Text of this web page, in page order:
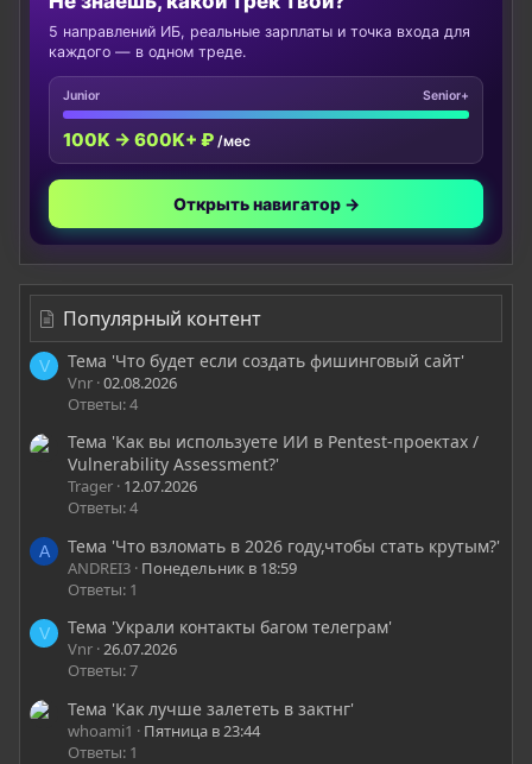
5 направлений ИБ, реальные зарплаты и точка входа для
каждого — в одном треде.
Junior Senior+
100K → 600K+ ₽ /мес
Открыть навигатор →
Популярный контент
V Тема 'Что будет если создать фишинговый сайт'
Vnr 02.08.2026
Ответы: 4
Тема 'Как вы используете ИИ в Pentest-проектах /
Vulnerability Assessment?'
Trager 12.07.2026
Ответы: 4
A Тема 'Что взломать в 2026 году,чтобы стать крутым?'
ANDREI3 Понедельник в 18:59
Ответы: 1
V Тема 'Украли контакты багом телеграм'
Vnr 26.07.2026
Ответы: 7
Тема 'Как лучше залететь в зактнг'
whoami1
Пятница в 23:44
Ответы: 1